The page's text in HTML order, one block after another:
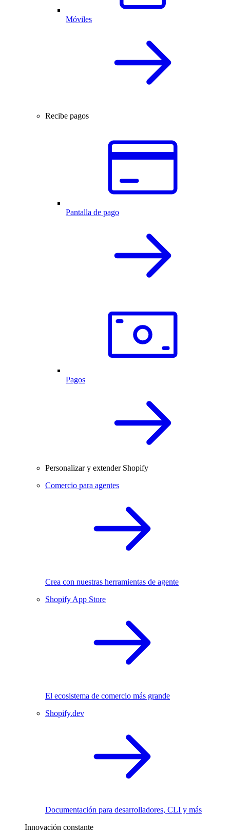
Móviles
Recibe pagos
Pantalla de pago
Pagos
Personalizar y extender Shopify
Comercio para agentes
Crea con nuestras herramientas de agente
Shopify App Store
El ecosistema de comercio más grande
Shopify.dev
Documentación para desarrolladores, CLI y más
Innovación constante